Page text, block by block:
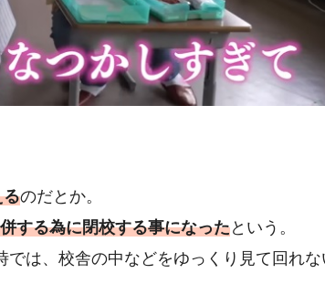
るのだとか。
する為に閉校する事になったという。
は、校舎の中などをゆっくり見て回れな